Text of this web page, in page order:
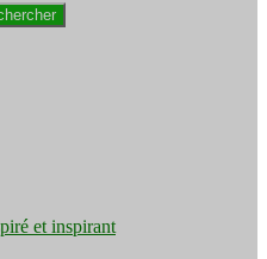
et inspirant